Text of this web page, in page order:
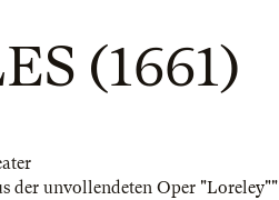
(1661)
der unvollendeten Oper "Loreley""